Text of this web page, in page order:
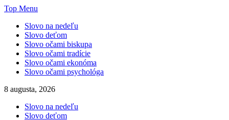
Skip
content
Top Menu
Slovo na nedeľu
Slovo deťom
Slovo očami biskupa
Slovo očami tradície
Slovo očami ekonóma
Slovo očami psychológa
8 augusta, 2026
Slovo na nedeľu
Slovo deťom